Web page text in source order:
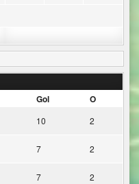
Gol O
10 2
7 2
7 2